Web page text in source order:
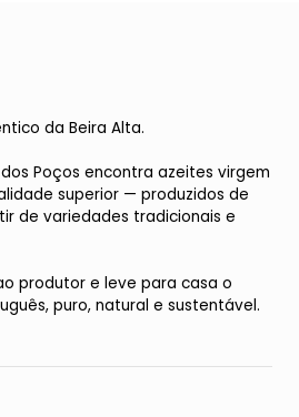
da Beira Alta.
Poços encontra azeites virgem
superior — produzidos de
de variedades tradicionais e
produtor e leve para casa o
puro, natural e sustentável.